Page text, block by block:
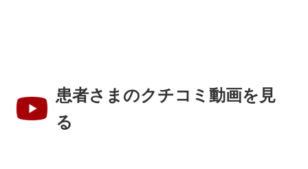
患者さまのクチコミ動画を見
る